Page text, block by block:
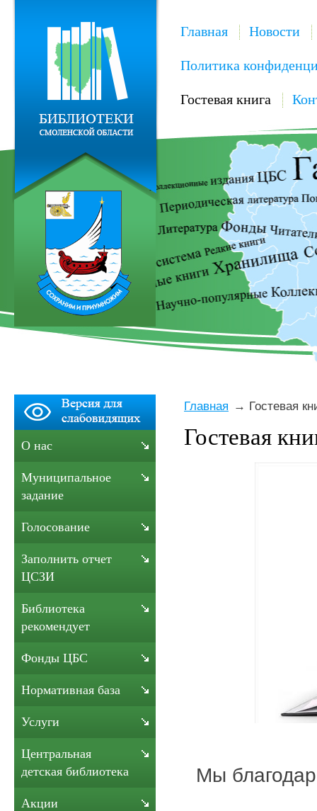
Главная Новости
Политика
Гостевая книга
Главная Гостевая
Гостевая
Мы
О нас
Муниципальное
задание
Голосование
Заполнить отчет
ЦСЗИ
Библиотека
рекомендует
Фонды ЦБС
Нормативная база
Услуги
Центральная
детская библиотека
Акции